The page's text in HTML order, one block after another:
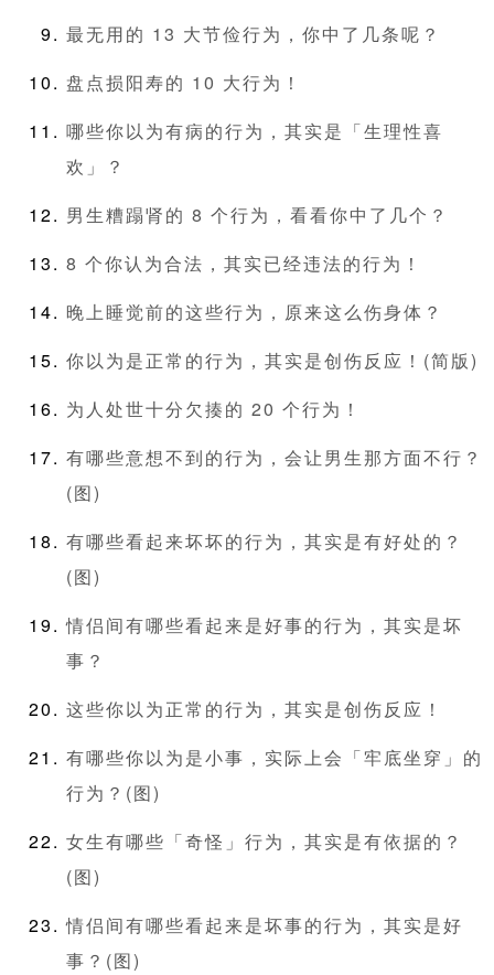
最无用的 13 大节俭行为，你中了几条呢？
盘点损阳寿的 10 大行为！
哪些你以为有病的行为，其实是「生理性喜
欢」？
男生糟蹋肾的 8 个行为，看看你中了几个？
8 个你认为合法，其实已经违法的行为！
晚上睡觉前的这些行为，原来这么伤身体？
你以为是正常的行为，其实是创伤反应！(简版)
为人处世十分欠揍的 20 个行为！
有哪些意想不到的行为，会让男生那方面不行？
(图)
有哪些看起来坏坏的行为，其实是有好处的？
(图)
情侣间有哪些看起来是好事的行为，其实是坏
事？
这些你以为正常的行为，其实是创伤反应！
有哪些你以为是小事，实际上会「牢底坐穿」的
行为？(图)
女生有哪些「奇怪」行为，其实是有依据的？
(图)
情侣间有哪些看起来是坏事的行为，其实是好
事？(图)